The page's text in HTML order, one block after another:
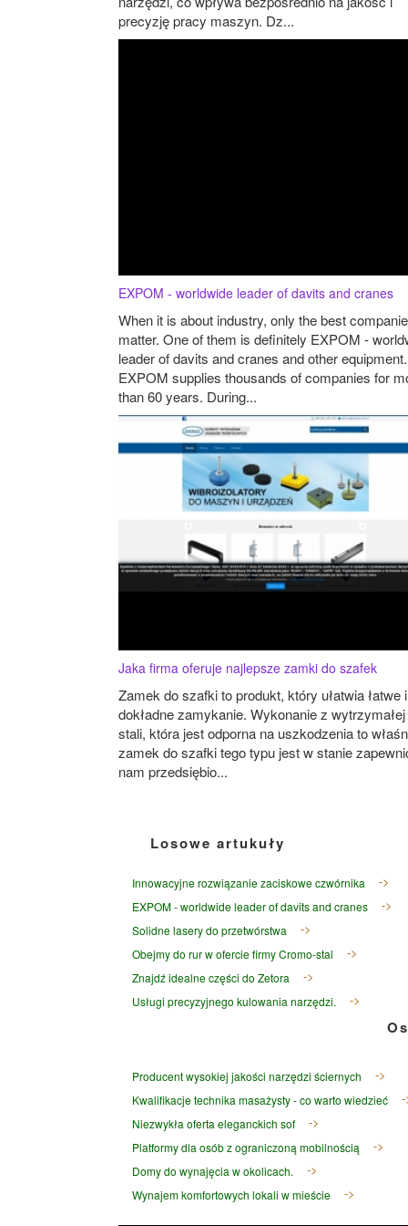
precyzję pracy maszyn. Dz...
EXPOM - worldwide leader of davits and cranes
When it is about industry, only the best
matter. One of them is definitely EXPOM -
leader of davits and cranes and other equipment.
EXPOM supplies thousands of companies for
than 60 years. During...
Jaka firma oferuje najlepsze zamki do szafek
Zamek do szafki to produkt, który ułatwia łatwe i
dokładne zamykanie. Wykonanie z wytrzymałej
stali, która jest odporna na uszkodzenia to
zamek do szafki tego typu jest w stanie
nam przedsiębio...
Losowe artukuły
Innowacyjne rozwiązanie zaciskowe czwórnika
EXPOM - worldwide leader of davits and cranes
Solidne lasery do przetwórstwa
Obejmy do rur w ofercie firmy Cromo-stal
Znajdź idealne części do Zetora
Usługi precyzyjnego kulowania narzędzi.
Producent wysokiej jakości narzędzi ściernych
Kwalifikacje technika masażysty - co warto wiedzieć
Niezwykła oferta eleganckich sof
Platformy dla osób z ograniczoną mobilnością
Domy do wynajęcia w okolicach.
Wynajem komfortowych lokali w mieście